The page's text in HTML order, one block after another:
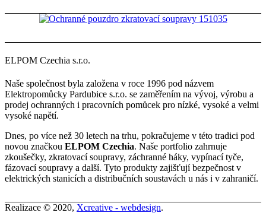
ELPOM Czechia s.r.o.
Naše společnost byla založena v roce 1996 pod názvem
Elektropomůcky Pardubice s.r.o. se zaměřením na vývoj, výrobu a
prodej ochranných i pracovních pomůcek pro nízké, vysoké a velmi
vysoké napětí.
Dnes, po více než 30 letech na trhu, pokračujeme v této tradici pod
novou značkou ELPOM Czechia. Naše portfolio zahrnuje
zkoušečky, zkratovací soupravy, záchranné háky, vypínací tyče,
fázovací soupravy a další. Tyto produkty zajišťují bezpečnost v
elektrických stanicích a distribučních soustavách u nás i v zahraničí.
Realizace © 2020, Xcreative - webdesign.